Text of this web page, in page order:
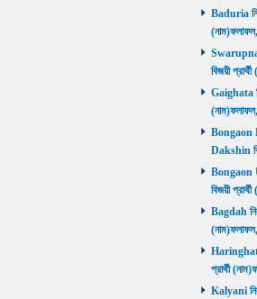
Baduria
বিজয়ী
Gaighata
Bongaon
Dakshin
Bongaon
বিজয়ী
Bagdah
Haringhata
প্রার্থী
Kalyani